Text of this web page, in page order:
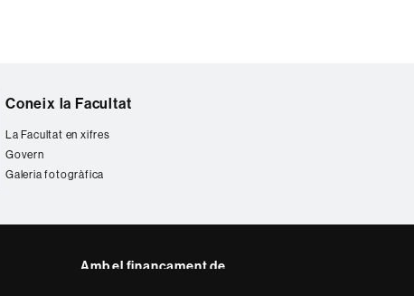
Coneix la Facultat
La Facultat en xifres
Govern
Galeria fotogràfica
Amb el finançament de